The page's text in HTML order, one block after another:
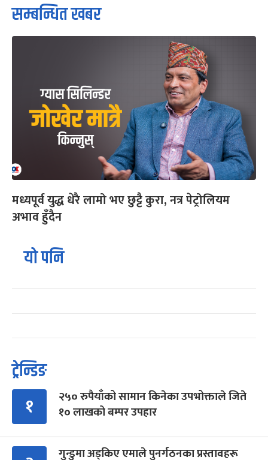
सम्बन्धित खबर
मध्यपूर्व युद्ध धेरै लामो भए छुट्टै कुरा, नत्र पेट्रोलियम
अभाव हुँदैन
यो पनि
ट्रेन्डिङ
१
२५० रुपैयाँको सामान किनेका उपभोक्ताले जिते
१० लाखको बम्पर उपहार
गुन्डुमा अड्किए एमाले पुनर्गठनका प्रस्तावहरू